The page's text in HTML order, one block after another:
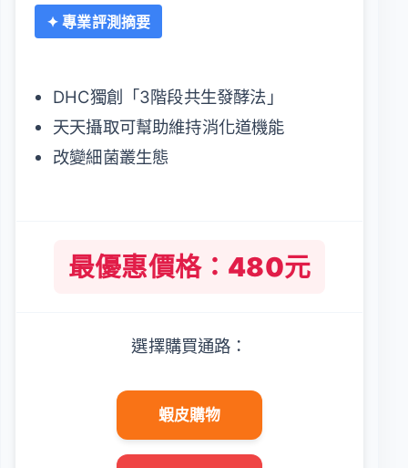
✦ 專業評測摘要
DHC獨創「3階段共生發酵法」
天天攝取可幫助維持消化道機能
改變細菌叢生態
最優惠價格：480元
選擇購買通路：
蝦皮購物